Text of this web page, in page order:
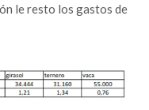
le resto los gastos de